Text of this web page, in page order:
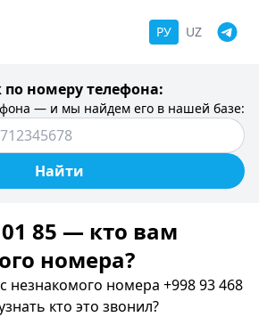
РУ UZ
по номеру телефона:
— и мы найдем его в нашей базе:
Найти
01 85 — кто вам
номера?
незнакомого номера +998 93 468
кто это звонил?